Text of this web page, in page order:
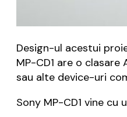
Design-ul acestui
MP-CD1 are o
sau alte device-uri
Sony MP-CD1 vine